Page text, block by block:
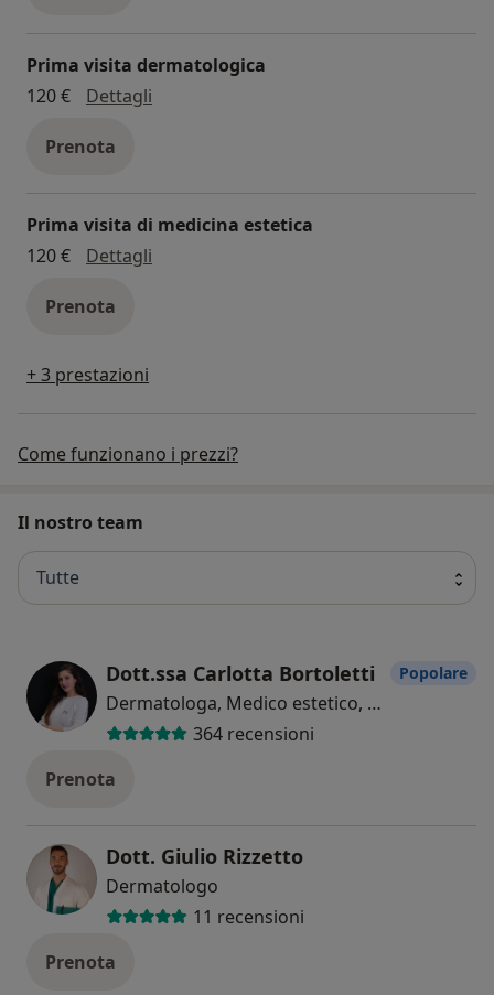
Prima visita dermatologica
120 €
Dettagli
Prenota
Prima visita di medicina estetica
120 €
Dettagli
Prenota
+ 3 prestazioni
Come funzionano i prezzi?
Il nostro team
Tutte
Dott.ssa Carlotta Bortoletti
Dermatologa, Medico estetico, Tricologa
364 recensioni
Popolare
Prenota
Dott. Giulio Rizzetto
Dermatologo
11 recensioni
Prenota